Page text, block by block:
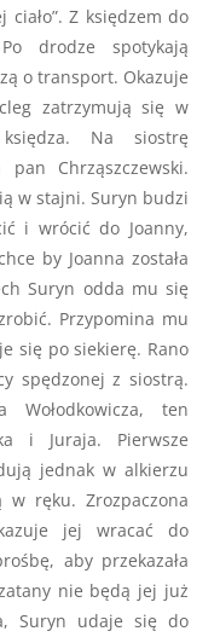
Z księdzem do
drodze spotykają
o transport. Okazuje
zatrzymują się w
Na siostrę
pan Chrząszczewski.
w stajni. Suryn budzi
i wrócić do Joanny,
by Joanna została
Suryn odda mu się
Przypomina mu
się po siekierę. Rano
spędzonej z siostrą.
Wołodkowicza, ten
i Juraja. Pierwsze
jednak w alkierzu
w ręku. Zrozpaczona
jej wracać do
aby przekazała
nie będą jej już
Suryn udaje się do